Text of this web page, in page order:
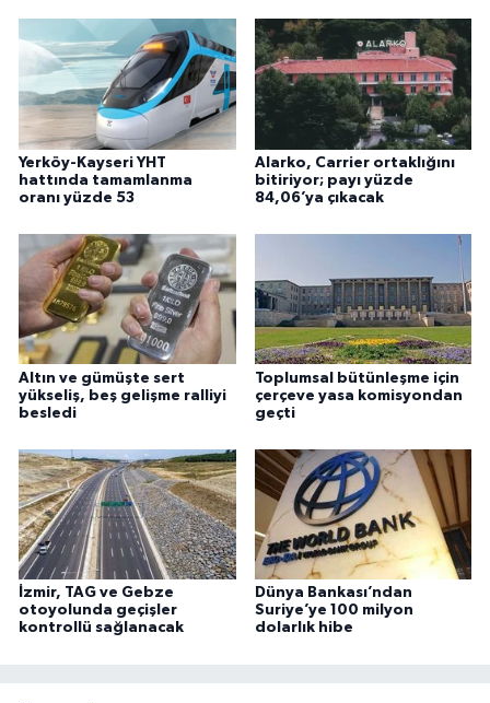
Yerköy-Kayseri YHT
hattında tamamlanma
oranı yüzde 53
Alarko, Carrier ortaklığını
bitiriyor; payı yüzde
84,06’ya çıkacak
Altın ve gümüşte sert
yükseliş, beş gelişme ralliyi
besledi
Toplumsal bütünleşme için
çerçeve yasa komisyondan
geçti
İzmir, TAG ve Gebze
otoyolunda geçişler
kontrollü sağlanacak
Dünya Bankası’ndan
Suriye’ye 100 milyon
dolarlık hibe